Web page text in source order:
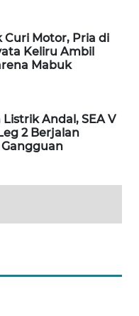
Curi Motor, Pria di
Keliru Ambil
Mabuk
Andal, SEA V
2 Berjalan
Gangguan